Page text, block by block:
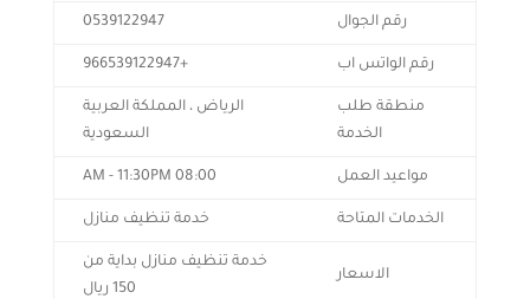
رقم الجوال 0539122947
رقم الواتس اب +966539122947
منطقة طلب
الخدمة
الرياض ، المملكة العربية
السعودية
مواعيد العمل 08:00 AM - 11:30PM
الخدمات المتاحة خدمة تنظيف منازل
الاسعار
خدمة تنظيف منازل بداية من
150 ريال